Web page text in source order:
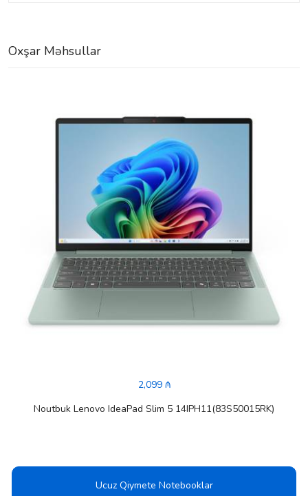
Oxşar Məhsullar
2,099 ₼
Noutbuk Lenovo IdeaPad Slim 5 14IPH11(83S50015RK)
Ucuz Qiymete Notebooklar